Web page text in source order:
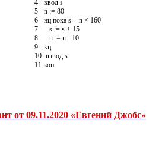
4
5
6
7
8
9
10
11
ввод s
n := 80
нц пока s + n < 160
s := s + 15
n := n - 10
кц
вывод s
кон
от 09.11.2020 «Евгений Джобс»